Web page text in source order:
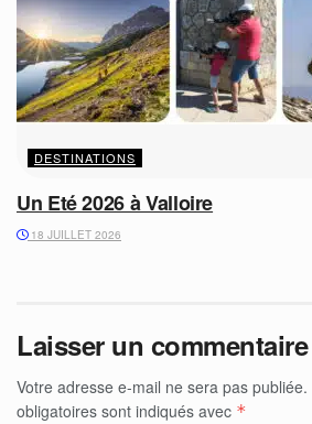
DESTINATIONS
Un Eté 2026 à Valloire
18 JUILLET 2026
Laisser un commentaire
Votre adresse e-mail ne sera pas publiée.
obligatoires sont indiqués avec *